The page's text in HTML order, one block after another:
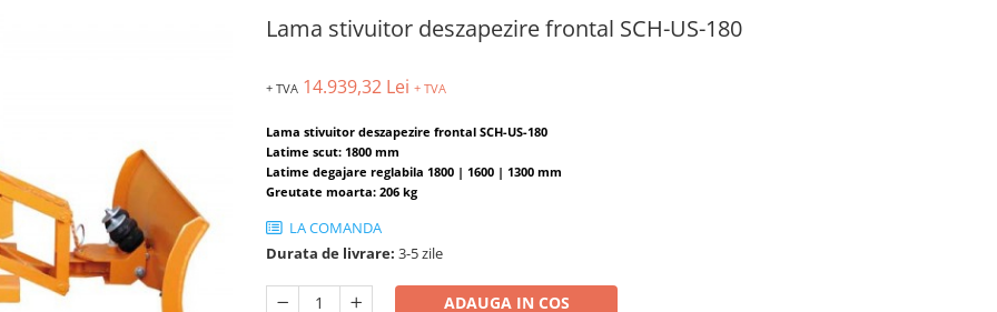
Lama stivuitor deszapezire frontal SCH-US-180
+ TVA 14.939,32 Lei + TVA
Lama stivuitor deszapezire frontal SCH-US-180
Latime scut: 1800 mm
Latime degajare reglabila 1800 | 1600 | 1300 mm
Greutate moarta: 206 kg
LA COMANDA
Durata de livrare: 3-5 zile
ADAUGA IN COS